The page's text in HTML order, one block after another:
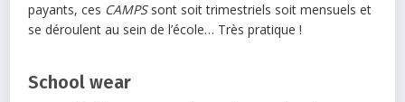
payants, ces CAMPSsont soit trimestriels soit mensuels et
se déroulent au sein de l’école… Très pratique !
School wear